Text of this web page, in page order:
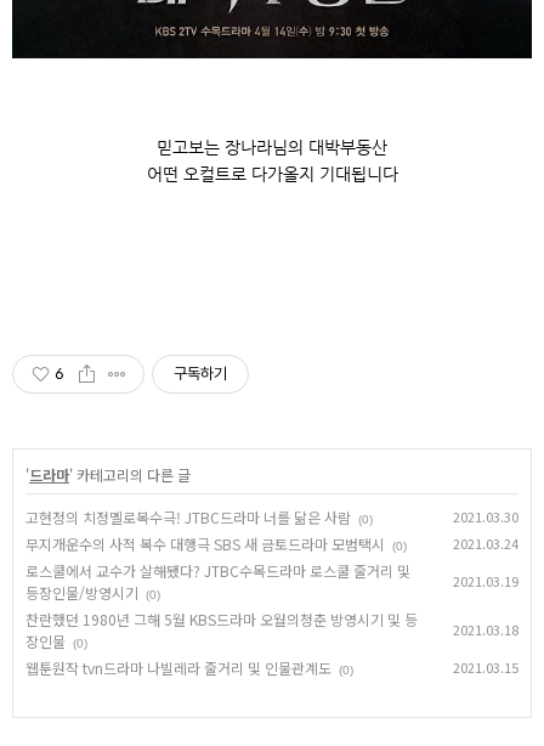
믿고보는 장나라님의 대박부동산
어떤 오컬트로 다가올지 기대됩니다
6 구독하기
'드라마' 카테고리의 다른 글
고현정의 치정멜로복수극! JTBC드라마 너를 닮은 사람 (0) 2021.03.30
무지개운수의 사적 복수 대행극 SBS 새 금토드라마 모범택시 (0) 2021.03.24
로스쿨에서 교수가 살해됐다? JTBC수목드라마 로스쿨 줄거리 및
등장인물/방영시기
(0)
2021.03.19
찬란했던 1980년 그해 5월 KBS드라마 오월의청춘 방영시기 및 등
장인물
(0)
2021.03.18
웹툰원작 tvn드라마 나빌레라 줄거리 및 인물관계도 (0) 2021.03.15